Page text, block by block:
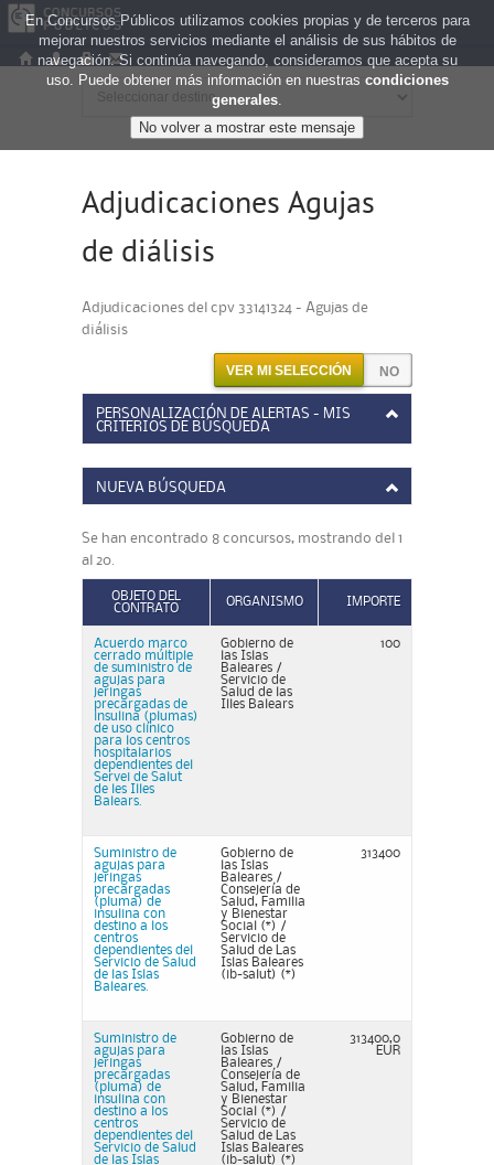
Adjudicaciones Agujas
de diálisis
Adjudicaciones del cpv 33141324 - Agujas de
diálisis
VER MI SELECCIÓN
PERSONALIZACIÓN DE ALERTAS - MIS
CRITERIOS DE BÚSQUEDA
NUEVA BÚSQUEDA
Se han encontrado 8 concursos, mostrando del 1
al 20.
OBJETO DEL
CONTRATO
ORGANISMO IMPORTE
Acuerdo marco
cerrado múltiple
de suministro de
agujas para
jeringas
precargadas de
insulina (plumas)
de uso clínico
para los centros
hospitalarios
dependientes del
Servei de Salut
de les Illes
Balears.
Gobierno de
las Islas
Baleares /
Servicio de
Salud de las
Illes Balears
100
Suministro de
agujas para
jeringas
precargadas
(pluma) de
insulina con
destino a los
centros
dependientes del
Servicio de Salud
de las Islas
Baleares.
Gobierno de
las Islas
Baleares /
Consejería de
Salud, Familia
y Bienestar
Social (*) /
Servicio de
Salud de Las
Islas Baleares
(ib-salut) (*)
313400
Suministro de
agujas para
jeringas
precargadas
(pluma) de
insulina con
destino a los
centros
dependientes del
Servicio de Salud
de las Islas
Gobierno de
las Islas
Baleares /
Consejería de
Salud, Familia
y Bienestar
Social (*) /
Servicio de
Salud de Las
Islas Baleares
(ib-salut) (*)
313400,0
EUR
En Concursos Públicos utilizamos cookies propias y de terceros para
mejorar nuestros servicios mediante el análisis de sus hábitos de
navegación. Si continúa navegando, consideramos que acepta su
uso. Puede obtener más información en nuestras condiciones
generales.